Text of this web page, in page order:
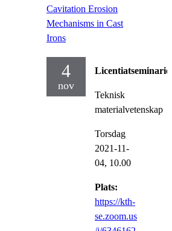
Cavitation Erosion
Mechanisms in Cast
Irons
4
nov
Teknisk
materialvetenskap
Torsdag
2021-11-
04, 10.00
Plats:
https://kth-
se.zoom.us